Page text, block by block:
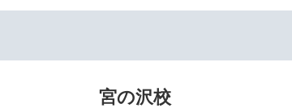
宮の沢校